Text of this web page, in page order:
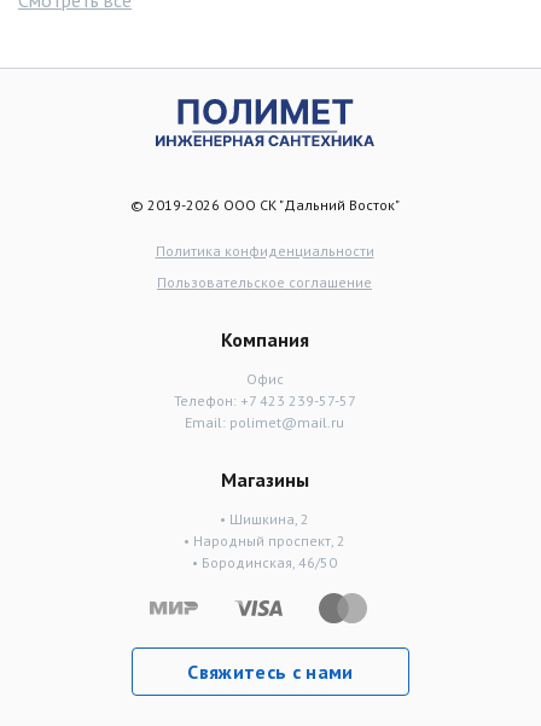
© 2019-2026 ООО СК "Дальний Восток"
Политика конфиденциальности
Пользовательское соглашение
Компания
Офис
Телефон: +7 423 239-57-57
Email: polimet@mail.ru
Магазины
• Шишкина, 2
• Народный проспект, 2
• Бородинская, 46/50
Свяжитесь с нами